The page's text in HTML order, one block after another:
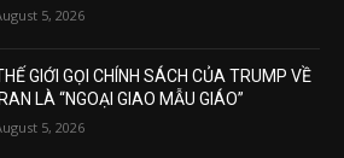
5, 2026
GIỚI GỌI CHÍNH SÁCH CỦA TRUMP VỀ
IRAN LÀ “NGOẠI GIAO MẪU GIÁO”
5, 2026